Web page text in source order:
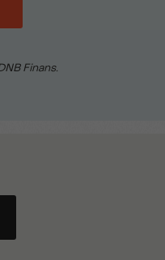
Finans.